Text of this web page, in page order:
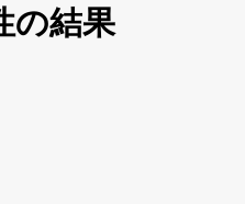
の結果